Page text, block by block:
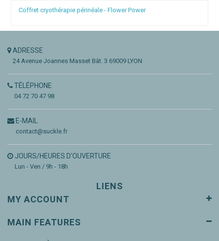
Douche intime périnée
ADRESSE
24 Avenue Joannes Masset Bât. 3 69009 LYON
TÉLÉPHONE
04 72 70 47 98
E-MAIL
contact@suckle.fr
JOURS/HEURES D'OUVERTURE
Lun - Ven / 9h - 18h
LIENS
MY ACCOUNT
MAIN FEATURES